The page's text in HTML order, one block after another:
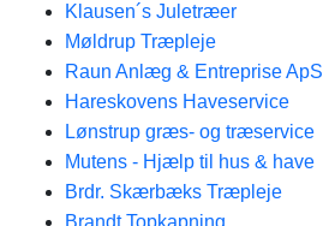
Klausen´s Juletræer
Møldrup Træpleje
Raun Anlæg & Entreprise ApS
Hareskovens Haveservice
Lønstrup græs- og træservice
Mutens - Hjælp til hus & have
Brdr. Skærbæks Træpleje
Brandt Topkapning